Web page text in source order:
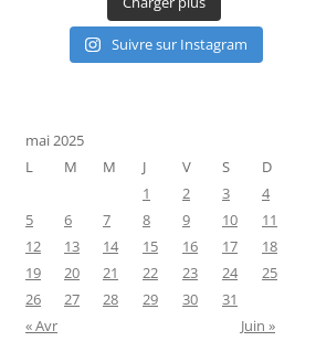
Suivre sur Instagram
mai 2025
L
M M J V S
D
1
2 3
4
5
6 7 8 9 10
11
12
13 14 15 16 17
18
19
20 21 22 23 24
25
26
27 28 29 30
31
« Avr
Juin »